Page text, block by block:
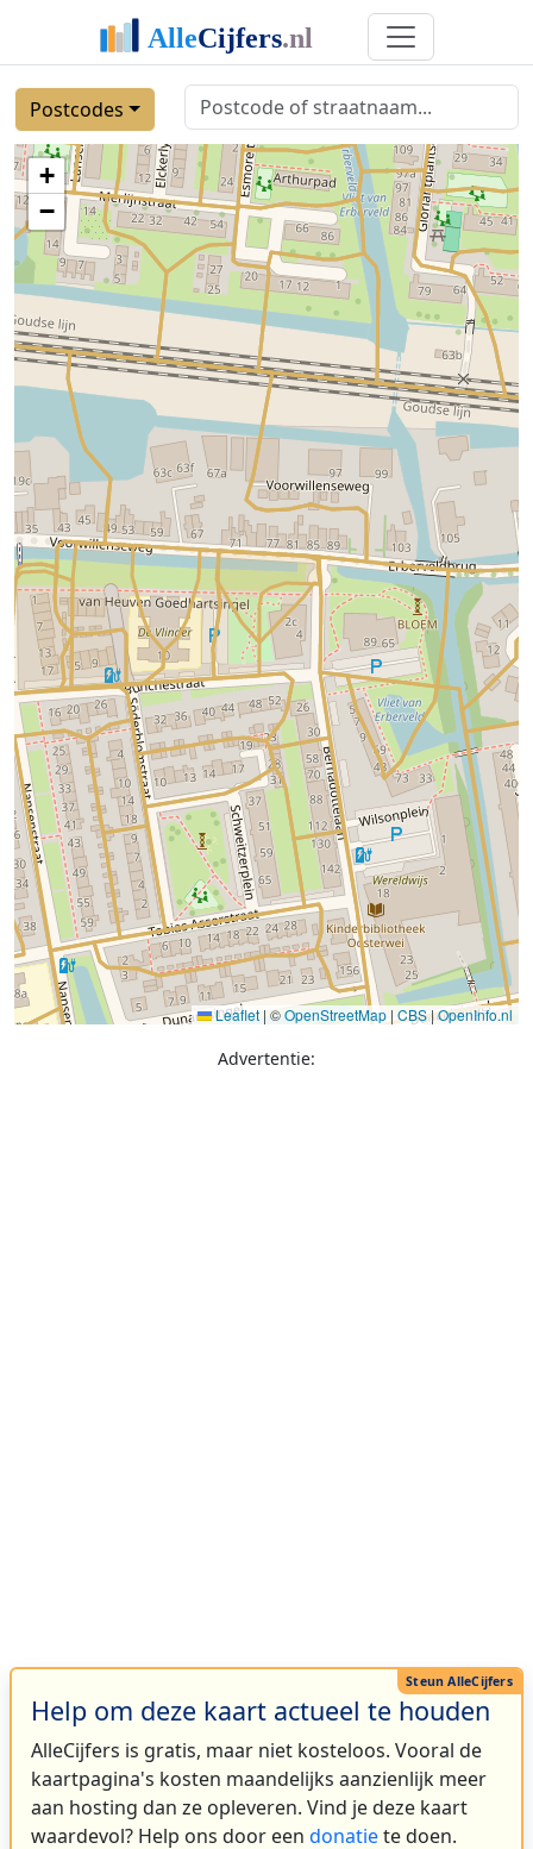
Postcodes
+
−
Leaflet | ©OpenStreetMap | CBS|OpenInfo.nl
Advertentie:
Help om deze kaart actueel te houden
AlleCijfers is gratis, maar niet kosteloos. Vooral de
kaartpagina's kosten maandelijks aanzienlijk meer
aan hosting dan ze opleveren. Vind je deze kaart
waardevol? Help ons door een donatiete doen.